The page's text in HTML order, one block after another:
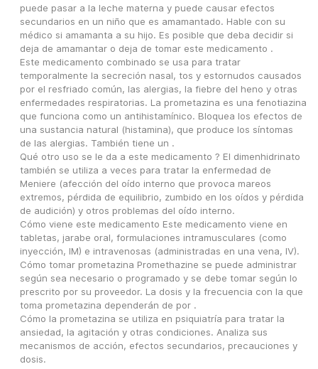
puede pasar a la leche materna y puede causar efectos
secundarios en un niño que es amamantado. Hable con su
médico si amamanta a su hijo. Es posible que deba decidir si
deja de amamantar o deja de tomar este medicamento .
Este medicamento combinado se usa para tratar
temporalmente la secreción nasal, tos y estornudos causados
por el resfriado común, las alergias, la fiebre del heno y otras
enfermedades respiratorias. La prometazina es una fenotiazina
que funciona como un antihistamínico. Bloquea los efectos de
una sustancia natural (histamina), que produce los síntomas
de las alergias. También tiene un .
Qué otro uso se le da a este medicamento ? El dimenhidrinato
también se utiliza a veces para tratar la enfermedad de
Meniere (afección del oído interno que provoca mareos
extremos, pérdida de equilibrio, zumbido en los oídos y pérdida
de audición) y otros problemas del oído interno.
Cómo viene este medicamento Este medicamento viene en
tabletas, jarabe oral, formulaciones intramusculares (como
inyección, IM) e intravenosas (administradas en una vena, IV).
Cómo tomar prometazina Promethazine se puede administrar
según sea necesario o programado y se debe tomar según lo
prescrito por su proveedor. La dosis y la frecuencia con la que
toma prometazina dependerán de por .
Cómo la prometazina se utiliza en psiquiatría para tratar la
ansiedad, la agitación y otras condiciones. Analiza sus
mecanismos de acción, efectos secundarios, precauciones y
dosis.